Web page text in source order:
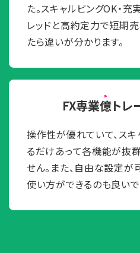
た。スキャルピングOK・
レッドと高約定力で短期
たら違いが分かります。
FX専業億トレ
操作性が優れていて、ス
るだけあって各機能が抜
せん。また、自由な設定
使い方ができるのも良いで